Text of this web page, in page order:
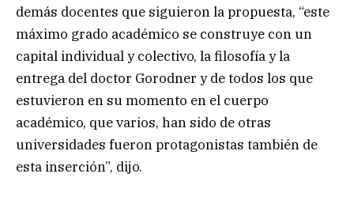
demás docentes que siguieron la propuesta, “este
máximo grado académico se construye con un
capital individual y colectivo, la filosofía y la
entrega del doctor Gorodner y de todos los que
estuvieron en su momento en el cuerpo
académico, que varios, han sido de otras
universidades fueron protagonistas también de
esta inserción”, dijo.